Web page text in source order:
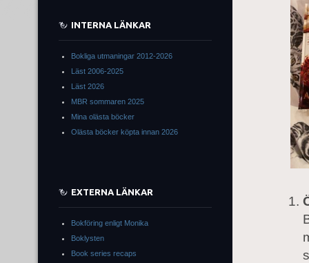
INTERNA LÄNKAR
Bokliga utmaningar 2012-2026
Läst 2006-2025
Läst 2026
MBR sommaren 2025
Mina olästa böcker
Olästa böcker köpta innan 2026
EXTERNA LÄNKAR
Bokföring enligt Monika
Boklysten
Book series recaps